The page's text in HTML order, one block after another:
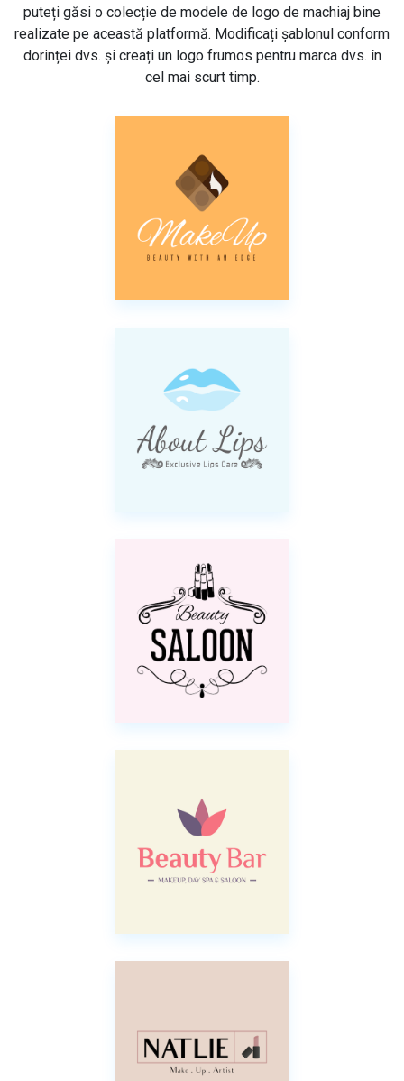
puteți găsi o colecție de modele de logo de machiaj bine
realizate pe această platformă. Modificați șablonul conform
dorinței dvs. și creați un logo frumos pentru marca dvs. în
cel mai scurt timp.